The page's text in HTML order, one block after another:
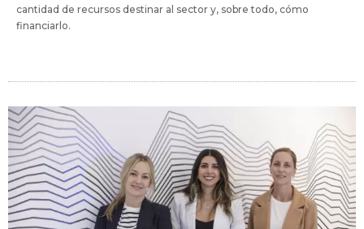
cantidad de recursos destinar al sector y, sobre todo, cómo
financiarlo.